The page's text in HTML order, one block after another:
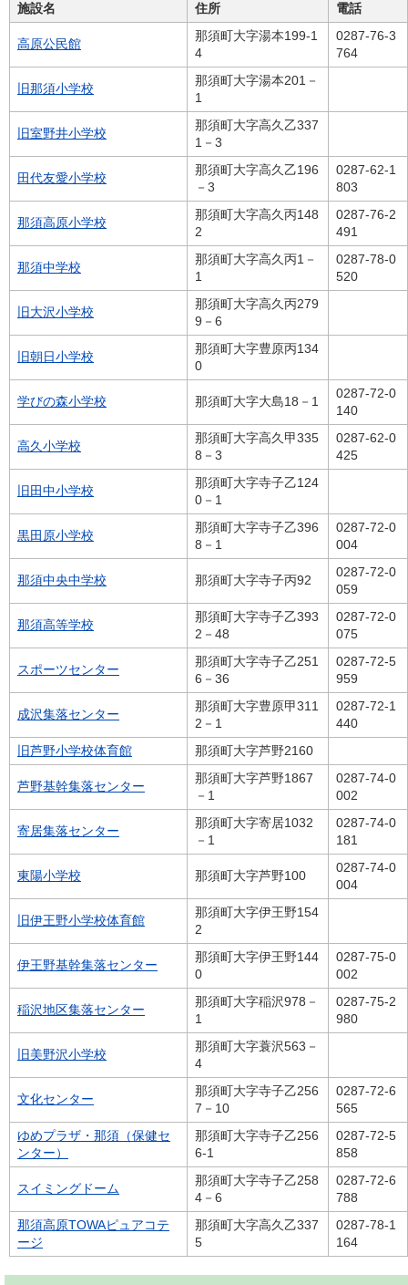
施設名
住所 電話
高原公民館
那須町大字湯本199-1
4
0287-76-3
764
旧那須小学校
那須町大字湯本201－
1
旧室野井小学校
那須町大字高久乙337
1－3
田代友愛小学校
那須町大字高久乙196
－3
0287-62-1
803
那須高原小学校
那須町大字高久丙148
2
0287-76-2
491
那須中学校
那須町大字高久丙1－
1
0287-78-0
520
旧大沢小学校
那須町大字高久丙279
9－6
旧朝日小学校
那須町大字豊原丙134
0
学びの森小学校 那須町大字大島18－1
0287-72-0
140
高久小学校
那須町大字高久甲335
8－3
0287-62-0
425
旧田中小学校
那須町大字寺子乙124
0－1
黒田原小学校
那須町大字寺子乙396
8－1
0287-72-0
004
那須中央中学校 那須町大字寺子丙92
0287-72-0
059
那須高等学校
那須町大字寺子乙393
2－48
0287-72-0
075
スポーツセンター
那須町大字寺子乙251
6－36
0287-72-5
959
成沢集落センター
那須町大字豊原甲311
2－1
0287-72-1
440
旧芦野小学校体育館
那須町大字芦野2160
芦野基幹集落センター
那須町大字芦野1867
－1
0287-74-0
002
寄居集落センター
那須町大字寄居1032
－1
0287-74-0
181
東陽小学校 那須町大字芦野100
0287-74-0
004
旧伊王野小学校体育館
那須町大字伊王野154
2
伊王野基幹集落センター
那須町大字伊王野144
0
0287-75-0
002
稲沢地区集落センター
那須町大字稲沢978－
1
0287-75-2
980
旧美野沢小学校
那須町大字蓑沢563－
4
文化センター
那須町大字寺子乙256
7－10
0287-72-6
565
ゆめプラザ・那須（保健セ
ンター）
那須町大字寺子乙256
6-1
0287-72-5
858
スイミングドーム
那須町大字寺子乙258
4－6
0287-72-6
788
那須高原TOWAピュアコテ
ージ
那須町大字高久乙337
5
0287-78-1
164